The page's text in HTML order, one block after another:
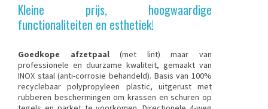
Kleine prijs, hoogwaardige
functionaliteiten en esthetiek!
Goedkope afzetpaal(met lint) maar van
professionele en duurzame kwaliteit, gemaakt van
INOX staal (anti-corrosie behandeld). Basis van 100%
recyclebaar polypropyleen plastic, uitgerust met
rubberen beschermingen om krassen en schuren op